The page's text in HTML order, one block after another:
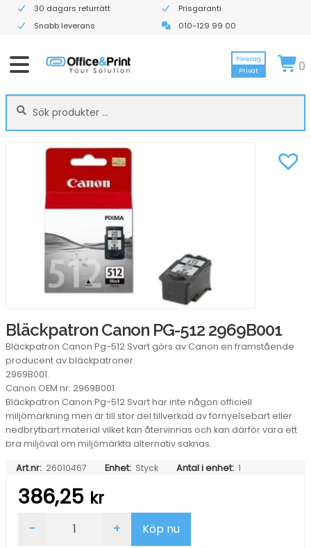
30 dagars returrätt
Prisgaranti
Snabb leverans
010-129 99 00
Sök
efter:
Sök
Företag
Privat
0
Bläckpatron Canon PG-512 2969B001
Bläckpatron Canon Pg-512 Svart görs av Canon en framstående
producent av bläckpatroner.
2969B001.
Canon OEM nr: 2969B001.
Bläckpatron Canon Pg-512 Svart har inte någon officiell
miljömärkning men är till stor del tillverkad av förnyelsebart eller
nedbrytbart material vilket kan återvinnas och kan därför vara ett
bra miljöval om miljömärkta alternativ saknas.
Art.nr: 26010467 Enhet: Styck Antal i enhet: 1
386,25 kr
Canon
- + Köp nu